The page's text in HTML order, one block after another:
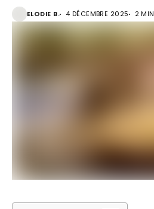
ELODIE B. 4 DÉCEMBRE 2025 2